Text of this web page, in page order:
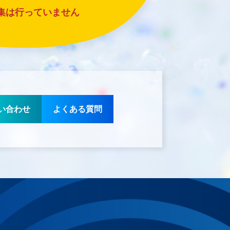
は行っていません
合わせ よくある質問